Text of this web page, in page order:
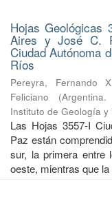
Hojas Geológicas
Aires y José C.
Ciudad Autónoma
Ríos
Pereyra, Fernando
Feliciano
(
Instituto de Geología y
Las Hojas 3557-I
Paz están
sur, la primera entre
oeste, mientras que